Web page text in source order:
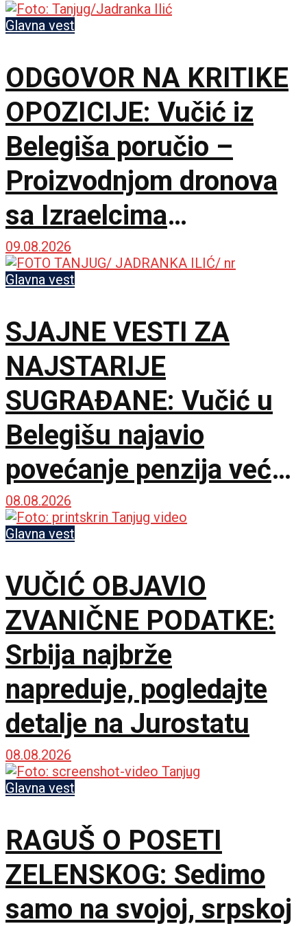
Glavna vest
ODGOVOR NA KRITIKE
OPOZICIJE: Vučić iz
Belegiša poručio –
Proizvodnjom dronova
sa Izraelcima
postajemo vojna sila
09.08.2026
Glavna vest
SJAJNE VESTI ZA
NAJSTARIJE
SUGRAĐANE: Vučić u
Belegišu najavio
povećanje penzija već
ove godine – Pratiće
rast plata
08.08.2026
Glavna vest
VUČIĆ OBJAVIO
ZVANIČNE PODATKE:
Srbija najbrže
napreduje, pogledajte
detalje na Jurostatu
08.08.2026
Glavna vest
RAGUŠ O POSETI
ZELENSKOG: Sedimo
samo na svojoj, srpskoj